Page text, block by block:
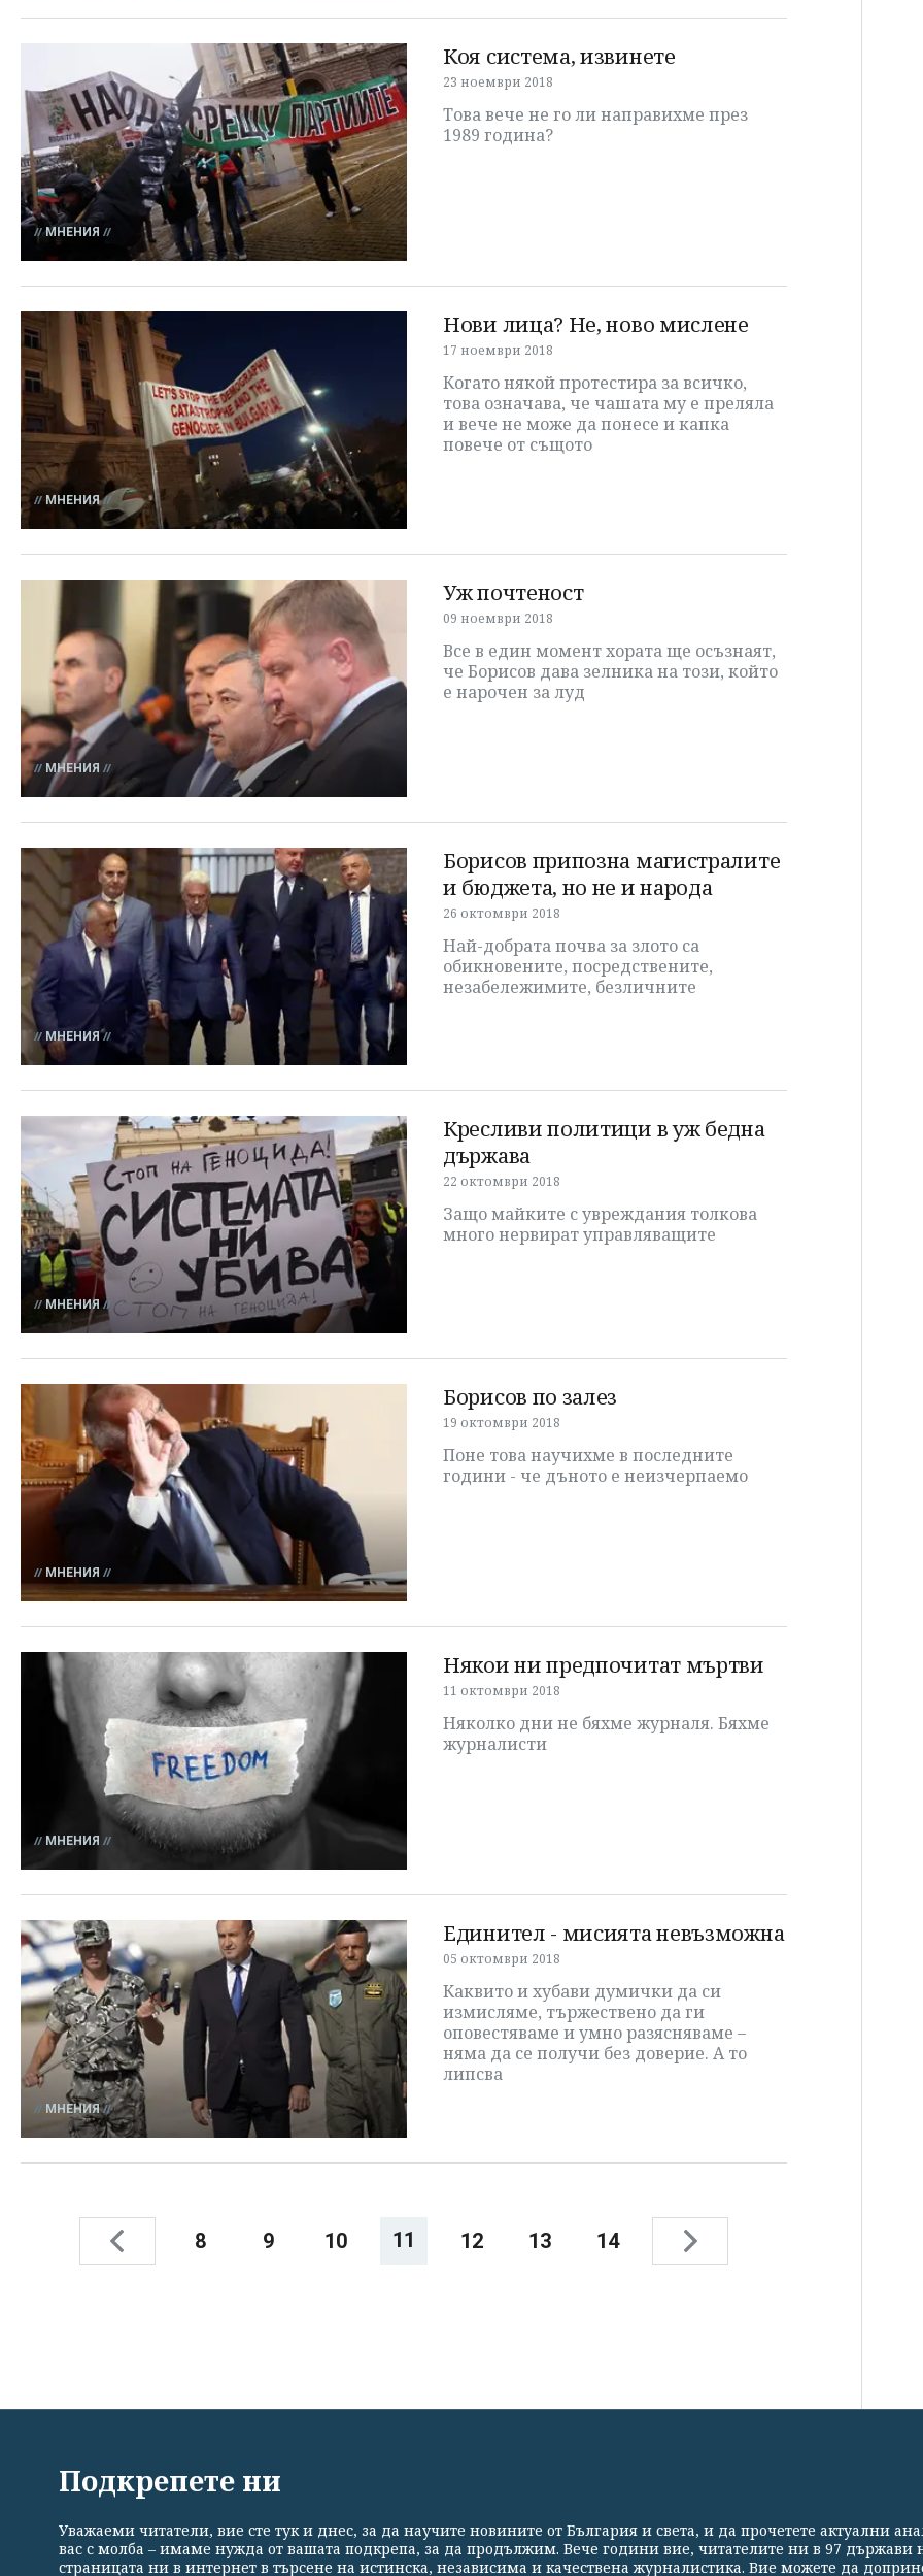
МНЕНИЯ
Коя система, извинете
23 ноември 2018
Това вече не го ли направихме през
1989 година?
МНЕНИЯ
Нови лица? Не, ново мислене
17 ноември 2018
Когато някой протестира за всичко,
това означава, че чашата му е преляла
и вече не може да понесе и капка
повече от същото
МНЕНИЯ
Уж почтеност
09 ноември 2018
Все в един момент хората ще осъзнаят,
че Борисов дава зелника на този, който
е нарочен за луд
МНЕНИЯ
Борисов припозна магистралите
и бюджета, но не и народа
26 октомври 2018
Най-добрата почва за злото са
обикновените, посредствените,
незабележимите, безличните
МНЕНИЯ
Кресливи политици в уж бедна
държава
22 октомври 2018
Защо майките с увреждания толкова
много нервират управляващите
МНЕНИЯ
Борисов по залез
19 октомври 2018
Поне това научихме в последните
години - че дъното е неизчерпаемо
МНЕНИЯ
Някои ни предпочитат мъртви
11 октомври 2018
Няколко дни не бяхме журналя. Бяхме
журналисти
МНЕНИЯ
Единител - мисията невъзможна
05 октомври 2018
Каквито и хубави думички да си
измисляме, тържествено да ги
оповестяваме и умно разясняваме –
няма да се получи без доверие. А то
липсва
8 9 10 11 12 13 14
Общи условия Политика за поверителност Реклама Партньори Контакти За Клуб Z Екип Подкрепете
Подкрепете ни
Уважаеми читатели, вие сте тук и днес, за да научите новините от България и света, и да прочетете актуални
вас с молба – имаме нужда от вашата подкрепа, за да продължим. Вече години вие, читателите ни в 97 държави
страницата ни в интернет в търсене на истинска, независима и качествена журналистика. Вие можете да